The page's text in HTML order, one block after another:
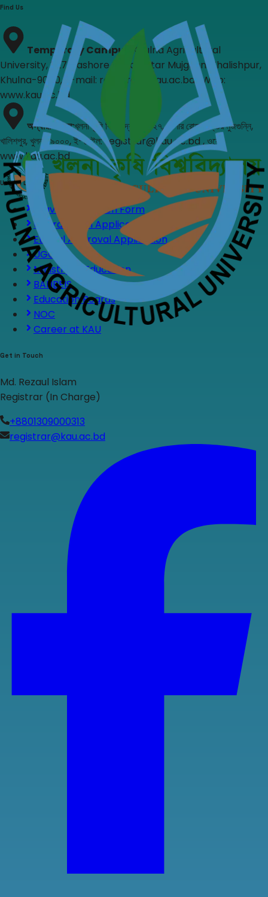
Find Us
Temporary Campus
Khulna Agricultural
University, 327, Jashore Road, Uttar Mujgunni Khalishpur,
Khulna-9000, E-mail: registrar@kau.ac.bd , Web:
www.kau.ac.bd
অস্থায়ী অফিস:খুলনা কৃষি বিশ্ববিদ্যালয়, ৩২৭, যশোর রোড, উত্তর মুজগুন্নি,
খালিশপুর, খুলনা-৯০০০, ই-মেইল: registrar@kau.ac.bd , ওয়েব:
www.kau.ac.bd
Useful Links
Leave Application Form
Upgradation Application Form
Ethical Approval Application
UGC
Ministry of Education
BANBEIS
Education Boards
NOC
Career at KAU
Get in Touch
Md. Rezaul Islam
Registrar (In Charge)
+8801309000313
registrar@kau.ac.bd